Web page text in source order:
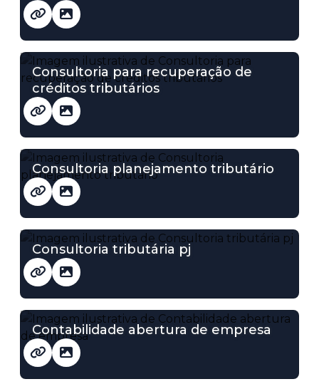
Consultoria para recuperação de
créditos tributários
Consultoria planejamento tributário
Consultoria tributária pj
Contabilidade abertura de empresa